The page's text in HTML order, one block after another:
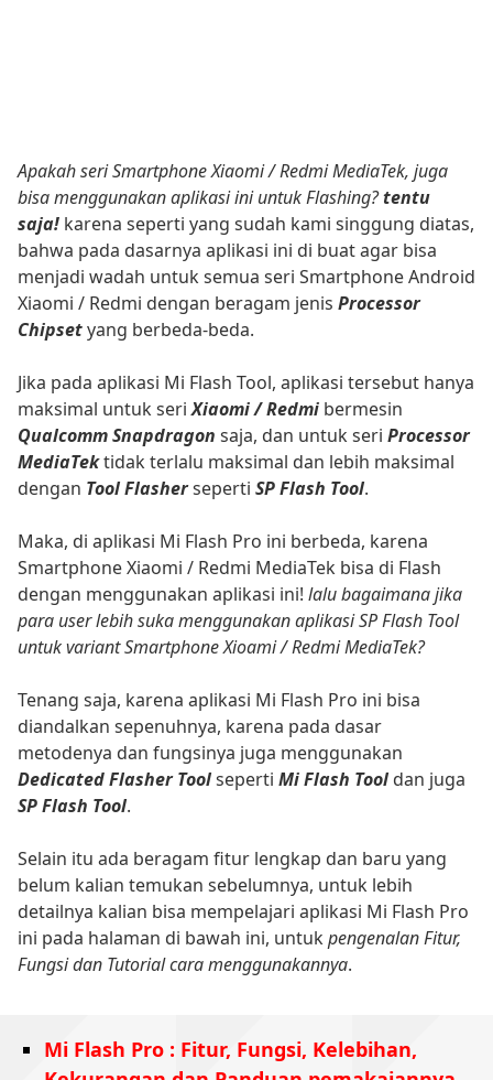
Apakah seri Smartphone Xiaomi / Redmi MediaTek, juga
bisa menggunakan aplikasi ini untuk Flashing?tentu
saja! karena seperti yang sudah kami singgung diatas,
bahwa pada dasarnya aplikasi ini di buat agar bisa
menjadi wadah untuk semua seri Smartphone Android
Xiaomi / Redmi dengan beragam jenis Processor
Chipsetyang berbeda-beda.
Jika pada aplikasi Mi Flash Tool, aplikasi tersebut hanya
maksimal untuk seriXiaomi / Redmi bermesin
Qualcomm Snapdragon saja, dan untuk seri Processor
MediaTektidak terlalu maksimal dan lebih maksimal
dengan Tool Flasherseperti SP Flash Tool.
Maka, di aplikasi Mi Flash Pro ini berbeda, karena
Smartphone Xiaomi / Redmi MediaTek bisa di Flash
dengan menggunakan aplikasi ini! lalu bagaimana jika
para user lebih suka menggunakan aplikasi SP Flash Tool
untuk variant Smartphone Xioami / Redmi MediaTek?
Tenang saja, karena aplikasi Mi Flash Pro ini bisa
diandalkan sepenuhnya, karena pada dasar
metodenya dan fungsinya juga menggunakan
Dedicated Flasher Toolseperti Mi Flash Tool dan juga
SP Flash Tool.
Selain itu ada beragam fitur lengkap dan baru yang
belum kalian temukan sebelumnya, untuk lebih
detailnya kalian bisa mempelajari aplikasi Mi Flash Pro
ini pada halaman di bawah ini, untukpengenalan Fitur,
Fungsi dan Tutorial cara menggunakannya.
Mi Flash Pro : Fitur, Fungsi, Kelebihan,